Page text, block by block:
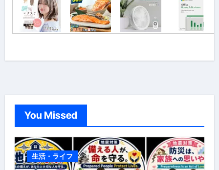
You Missed
生活・ライフ